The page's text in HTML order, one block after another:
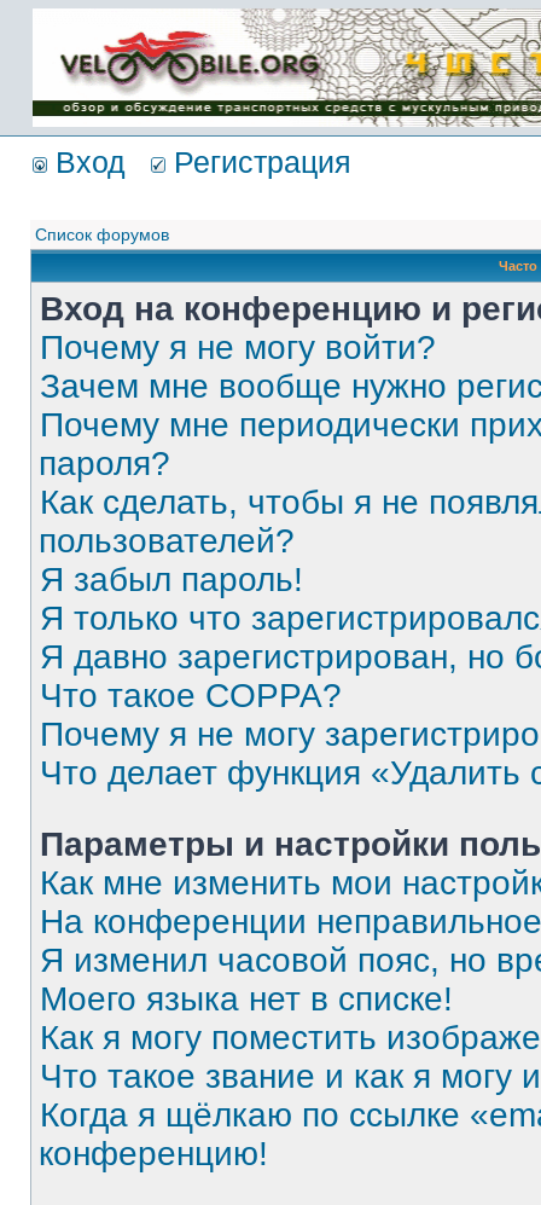
Имя пользователя:
Пароль:
{ LOG_ME_IN_SHORT
}
Вход Регистрация
Список форумов
Вход на конференцию и
Почему я не могу войти?
Зачем мне вообще нужно
Почему мне периодически
пароля?
Как сделать, чтобы я не
пользователей?
Я забыл пароль!
Я только что
Я давно зарегистрирован, но
Что такое COPPA?
Почему я не могу
Что делает функция
Параметры и настройки
Как мне изменить мои
На конференции
Я изменил часовой пояс, но
Моего языка нет в списке!
Как я могу поместить
Что такое звание и как я могу
Когда я щёлкаю по ссылке
конференцию!